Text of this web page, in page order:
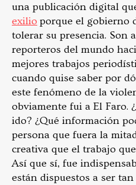
una publicación digital
exilio porque el gobierno
tolerar su presencia. Son
reporteros del mundo
mejores trabajos
cuando quise saber por
este fenómeno de la
obviamente fui a El Faro.
ido? ¿Qué información
persona que fuera la
creativa que el trabajo
Así que sí, fue
están dispuestos a ser